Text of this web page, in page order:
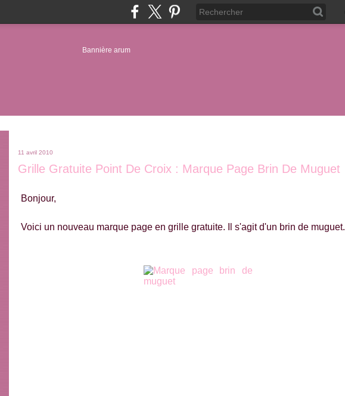
11 avril 2010
Grille Gratuite Point De Croix : Marque Page Brin De Muguet
Bonjour,
Voici un nouveau marque page en grille gratuite. Il s'agit d'un brin de muguet.